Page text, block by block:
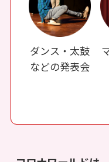
ダンス・太鼓
などの発表会